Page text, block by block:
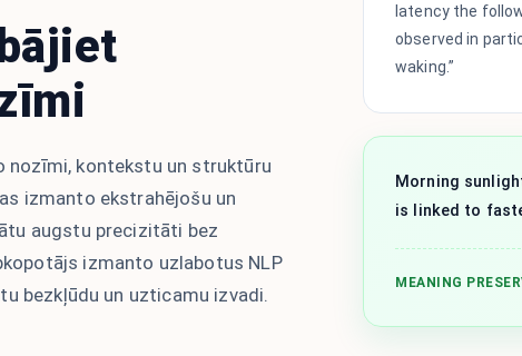
nozīmi, kontekstu un struktūru
izmanto ekstrahējošu un
augstu precizitāti bez
izmanto uzlabotus NLP
bezkļūdu un uzticamu izvadi.
latency the
observed in
waking.”
Morning
is linked to
MEANING